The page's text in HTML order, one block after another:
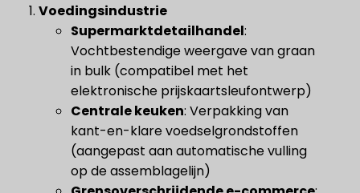
Voedingsindustrie
Supermarktdetailhandel​:
Vochtbestendige weergave van graan
in bulk (compatibel met het
elektronische prijskaartsleufontwerp)
Centrale keuken​: Verpakking van
kant-en-klare voedselgrondstoffen
(aangepast aan automatische vulling
op de assemblagelijn)